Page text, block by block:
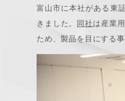
富山市に本社がある東
きました。 同社は産業
ため、製品を目にする